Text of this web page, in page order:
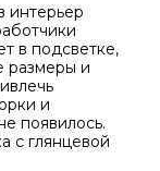
интерьер
в подсветке,
размеры и
и
появилось.
с глянцевой